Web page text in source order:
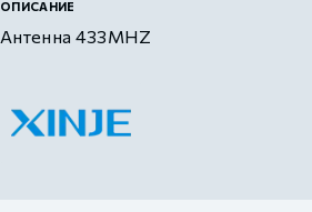
ОПИСАНИЕ
Антенна 433MHZ